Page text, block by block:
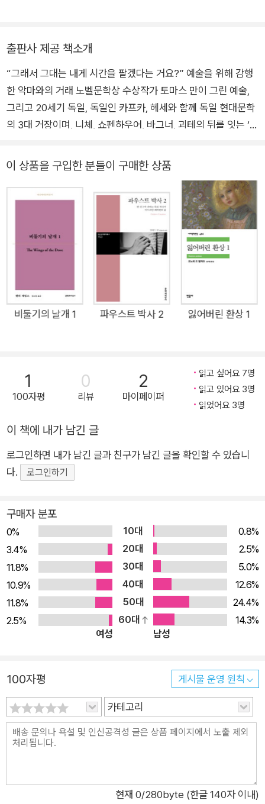
0쪽이 넘는 방대한 논문집 《비정치적인 사람의 관찰》을 완성하
는데, 여기서 그는 세계대전을 지지하는 발언을 한다. 그러나 차
츰 이러한 경향에서 멀어져 나중에는 민주주의와 시민계급을 옹
호했고, 이러한 세계관이 반영된 대작 《마의 산》을 1924년 발표,
소설가로서 세계적 명성을 얻으며 1929년 노벨문학상을 받는다.
포기한다. 이후 스위스에서 《요셉과 그 형제들》을 집필하여 194
3년에 4부작을 완성한다. 1936년에는 독일 국적을 포기하고 19
38년 미국에서 망명 생활을 보내는데, 여러 강연과 연설로 바쁜
와중에도 1947년 음악과 독일에 관한 소설이라 할 만한 《파우스
트 박사》를 내놓는다. 1952년 미국에서 스위스로 거처를 옮기고
3년 후인 1955년 취리히에서 영면한다.
발표했다. 옮긴 책으로 『토니오 크뢰거』 『젠더연구』(공역) 등이
출판사 제공 책소개
“그래서 그대는 내게 시간을 팔겠다는 거요?” 예술을 위해 감행
한 악마와의 거래 노벨문학상 수상작가 토마스 만이 그린 예술,
그리고 20세기 독일, 독일인 카프카, 헤세와 함께 독일 현대문학
의 3대 거장이며, 니체, 쇼펜하우어, 바그너, 괴테의 뒤를 잇는 ‘독
대작 『파우스트 박사Doktor Faustus』가 문학과지성사 대산세
수인 차이트블롬은 오만하고 냉정한 천재 작곡가 레버퀸의 곁을
평생 동안 무조건적인 애정으로 지켰다. 그러나 이제 차이트블롬
은 혼자 남아 음악적으로는 빛났으나 개인으로서는 비극적이었
던 친구의 삶을 회고하며 전기를 남긴다. 어린 시절부터 음악에
남다른 재능을 보인 레버퀸은 24년간 거의 광적인 자기 몰두로
작품이 된 『파우스트 박사의 탄식』을 발표하는 자리에서 자신의
삶과 예술에 대한 충격적인 비밀을 밝힌다. 제2차 세계대전의 비
박사』를 집필했다. 작가는 평생의 화두인 시민과 예술가, 정신과
예술, 육체와 예술의 대립을 고찰하는 동시에 도구적 이성에 갇혀
비극을 통렬하게 그렸다. 24년 후 영혼을 바칠 것, 그 누구도 사
랑하지 말 것 불멸의 음악을 얻기 위해 내놓아야 했던 대가 어려
서부터 재능이 남달랐던 아드리안 레버퀸은 오만하고 냉소적이
다. ‘인문적인 것’ ‘인간적인’ 감정들을 깔보는 레버퀸은 주위에
과만 격의 없이 지내는 정도이다. 레버퀸은 음악에 재능이 있었으
나, 대학에서는 (마치 음악 내지 이에 대한 지배 능력으로부터 도
피하듯이) 신학을 선택했다가, 다시 운명처럼 음악 세계로 돌아
와 작곡을 시작하고, 24년간 거의 광적인 자기 몰두로 천재적인
작품을 남긴다. 예술적 광기에 사로잡혀 작품 활동에만 몰두하던
레버퀸에게도 사랑이 있었으나, 그 소수의 애틋한 관계마저 모두
비극을 맞이한다. 레버퀸은 지인들을 불러 자신의 마지막 작품이
될 『파우스트 박사의 비탄』을 선보이기에 앞서 자신의 탁월한 창
극들은 모두 자기 때문이라고 고백한다. 토마스 만의 문학적 화두
중 하나는 건전한 삶을 동경하는 시민적 기질과 초인간적인 극단
의 미를 추구하는 예술가적 기질의 대립과 갈등이었다. 레버퀸을
찾아온 악마는 “지옥과 전혀 아무런 관련이 없는 천부적 재능”은
없으며, 영감은 “오로지 악마, 즉 열광의 진짜 주인의 의해서만
는 영혼의 섬광을 체험”하고 싶었던 예술가 토마스 만의 소망을
이 상품을 구입한 분들이 구매한 상품
비둘기의 날개 1 파우스트 박사 2 잃어버린 환상 1
1
100자평
0
리뷰
2
마이페이퍼
읽고 싶어요 7명
읽고 있어요 3명
읽었어요 3명
이 책에 내가 남긴 글
로그인하면 내가 남긴 글과 친구가 남긴 글을 확인할 수 있습니
다.
로그인하기
구매자 분포
0% 10대
0.8%
3.4%
20대
2.5%
11.8%
30대
5.0%
10.9%
40대
12.6%
11.8%
50대
24.4%
2.5%
60대
14.3%
여성
남성
100자평 게시물 운영 원칙
카테고리
현재 0/280byte (한글 140자 이내)